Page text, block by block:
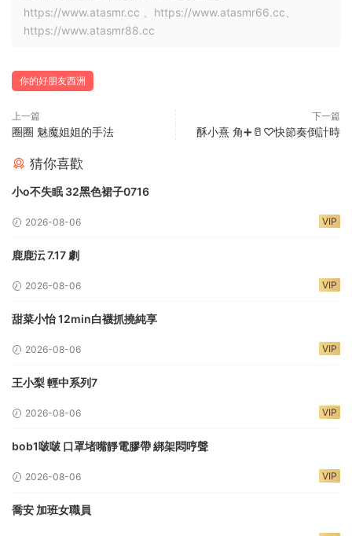
https://www.atasmr.cc 、https://www.atasmr66.cc、
https://www.atasmr88.cc
你的好朋友西洲
上一篇
圈圈 魅魔姐姐的手法
下一篇
酥小熹 角➕🥛♡快節奏倒計時
猜你喜歡
小o不失眠 32黑色裙子0716
2026-08-06 VIP
鹿鹿沄 7.17 劇
2026-08-06 VIP
甜菜小怡 12min白襪抓撓純享
2026-08-06 VIP
王小梨 輕中系列7
2026-08-06 VIP
bob1啵啵 口罩堵嘴靜電膠帶 綁架悶哼聲
2026-08-06 VIP
喬安 加班女職員